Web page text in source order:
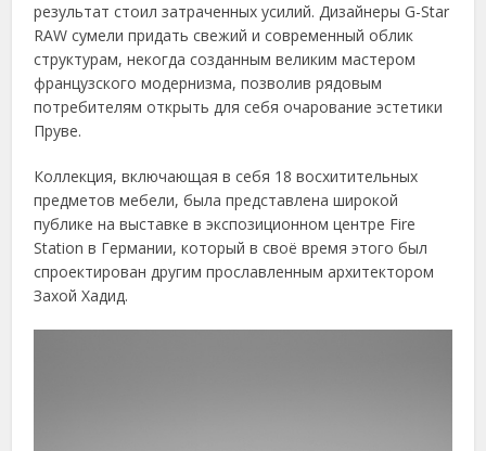
результат стоил затраченных усилий. Дизайнеры G-Star
RAW сумели придать свежий и современный облик
структурам, некогда созданным великим мастером
французского модернизма, позволив рядовым
потребителям открыть для себя очарование эстетики
Пруве.
Коллекция, включающая в себя 18 восхитительных
предметов мебели, была представлена широкой
публике на выставке в экспозиционном центре Fire
Station в Германии, который в своё время этого был
спроектирован другим прославленным архитектором
Захой Хадид.